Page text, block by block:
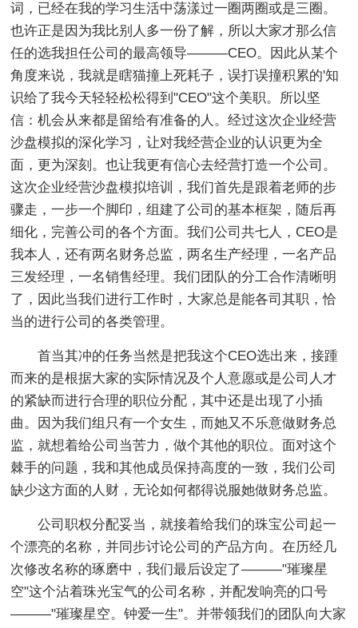
词，已经在我的学习生活中荡漾过一圈两圈或是三圈。
也许正是因为我比别人多一份了解，所以大家才那么信
任的选我担任公司的最高领导———CEO。因此从某个
角度来说，我就是瞎猫撞上死耗子，误打误撞积累的'知
识给了我今天轻轻松松得到"CEO"这个美职。所以坚
信：机会从来都是留给有准备的人。经过这次企业经营
沙盘模拟的深化学习，让对我经营企业的认识更为全
面，更为深刻。也让我更有信心去经营打造一个公司。
这次企业经营沙盘模拟培训，我们首先是跟着老师的步
骤走，一步一个脚印，组建了公司的基本框架，随后再
细化，完善公司的各个方面。我们公司共七人，CEO是
我本人，还有两名财务总监，两名生产经理，一名产品
三发经理，一名销售经理。我们团队的分工合作清晰明
了，因此当我们进行工作时，大家总是能各司其职，恰
当的进行公司的各类管理。
首当其冲的任务当然是把我这个CEO选出来，接踵
而来的是根据大家的实际情况及个人意愿或是公司人才
的紧缺而进行合理的职位分配，其中还是出现了小插
曲。因为我们组只有一个女生，而她又不乐意做财务总
监，就想着给公司当苦力，做个其他的职位。面对这个
棘手的问题，我和其他成员保持高度的一致，我们公司
缺少这方面的人财，无论如何都得说服她做财务总监。
公司职权分配妥当，就接着给我们的珠宝公司起一
个漂亮的名称，并同步讨论公司的产品方向。在历经几
次修改名称的琢磨中，我们最后设定了———"璀璨星
空"这个沾着珠光宝气的公司名称，并配发响亮的口号
———"璀璨星空。钟爱一生"。并带领我们的团队向大家